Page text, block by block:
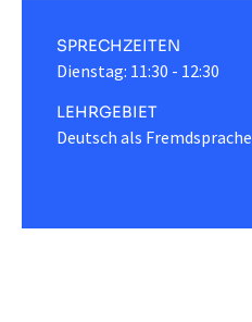
SPRECHZEITEN
Dienstag: 11:30 - 12:30
LEHRGEBIET
Deutsch als Fremdsprache